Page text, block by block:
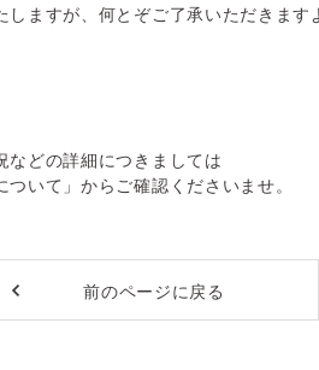
ますが、何とぞご了承いただきます
などの詳細につきましては
ついて」からご確認くださいませ。
前のページに戻る